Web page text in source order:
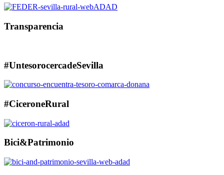
Transparencia
#UntesorocercadeSevilla
#CiceroneRural
Bici&Patrimonio